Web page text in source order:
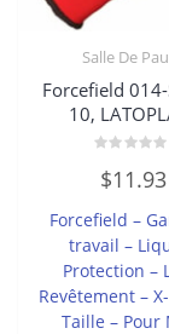
Salle De
Forcefield
10,
0
sur
$11.93
Forcefield –
travail –
Protection –
Revêtement –
Taille – Pour